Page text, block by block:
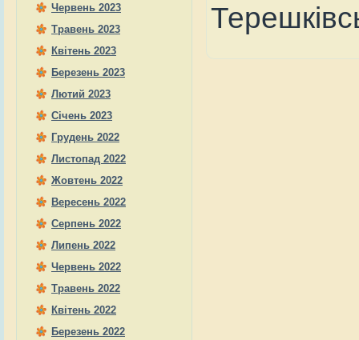
Червень 2023
Травень 2023
Квітень 2023
Березень 2023
Лютий 2023
Січень 2023
Грудень 2022
Листопад 2022
Жовтень 2022
Вересень 2022
Серпень 2022
Липень 2022
Червень 2022
Травень 2022
Квітень 2022
Березень 2022